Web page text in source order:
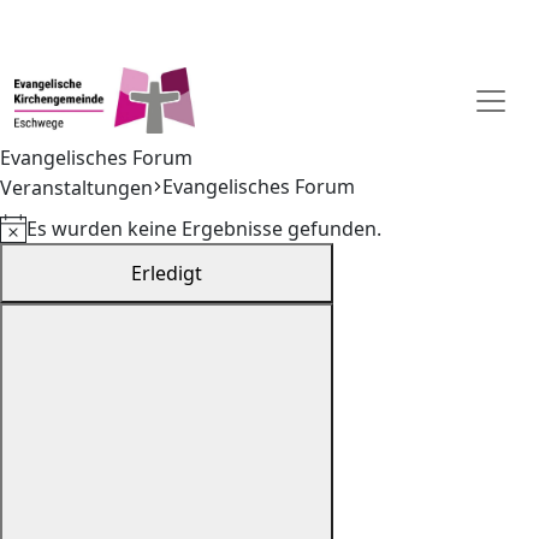
Evangelisches Forum
Veranstaltungen Evangelisches Forum
Veranstaltungen
Hinweis
Es wurden keine Ergebnisse gefunden.
der
Erledigt